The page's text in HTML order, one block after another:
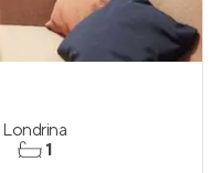
Londrina
1